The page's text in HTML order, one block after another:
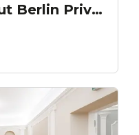
EinsA Sprachinstitut Berlin Privatsprachschule GmbH - Seminarraum B